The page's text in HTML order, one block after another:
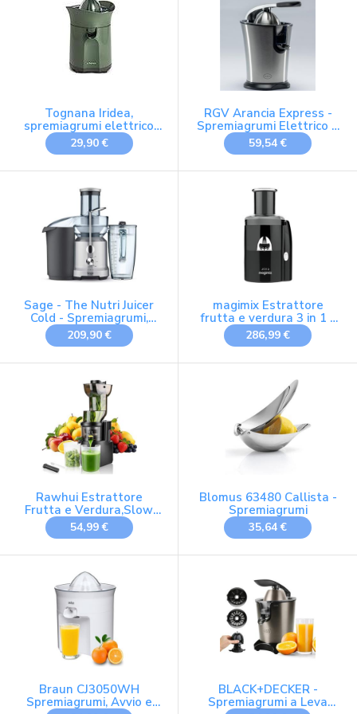
Ideale per Arance e
Agrumi
Antiscivolo, 201873
Tognana Iridea,
spremiagrumi elettrico
con sistema salvagoccia,
verde salvia
29,90 €
RGV Arancia Express -
Spremiagrumi Elettrico a
Leva 160W
59,54 €
Sage - The Nutri Juicer
Cold - Spremiagrumi,
Frullatore - Argento
209,90 €
magimix Estrattore
frutta e verdura 3 in 1 -
Juice Expert 3 -
Estrazione a Freddo,
Professionale 400 W,
Tramoggia XL, Made in
France, Nero
286,99 €
Rawhui Estrattore
Frutta e Verdura,Slow
Juicer con Ampio Bocca
da 98MM, Spremiagrumi
Inversione,Tasso di
estrazione fino al 98%,
Estrattore di Succo
54,99 €
Blomus 63480 Callista -
Spremiagrumi
35,64 €
Braun CJ3050WH
Spremiagrumi, Avvio e
BLACK+DECKER -
Spremiagrumi a Leva